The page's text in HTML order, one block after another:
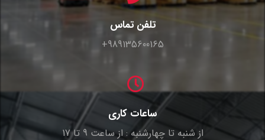
تلفن تماس
989135600165+
ساعات کاری
از شنبه تا چهارشنبه : از ساعت 9 تا 17